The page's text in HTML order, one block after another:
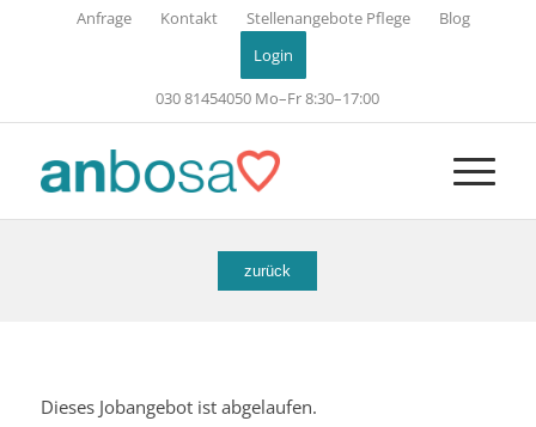
Anfrage Kontakt Stellenangebote Pflege
Blog
Login
030 81454050 Mo–Fr 8:30–17:00
zurück
Dieses Jobangebot ist abgelaufen.